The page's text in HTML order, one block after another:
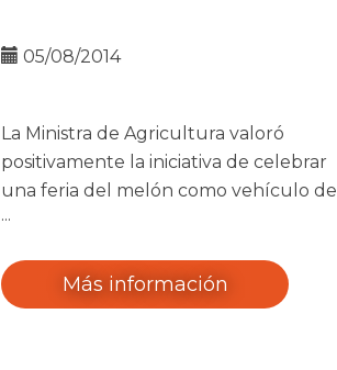
05/08/2014
La Ministra de Agricultura valoró
positivamente la iniciativa de celebrar
una feria del melón como vehículo de
promoción de este producto tan
Más información